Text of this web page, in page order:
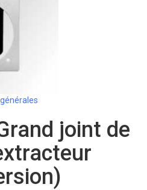
joint de